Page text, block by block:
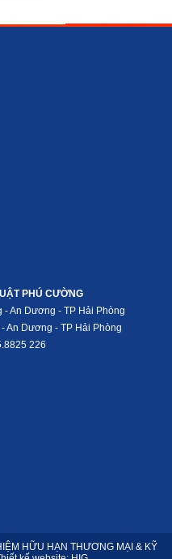
PHÚ CƯỜNG
An Dương - TP Hải Phòng
An Dương - TP Hải Phòng
226
HỮU HẠN THƯƠNG MẠI & KỸ